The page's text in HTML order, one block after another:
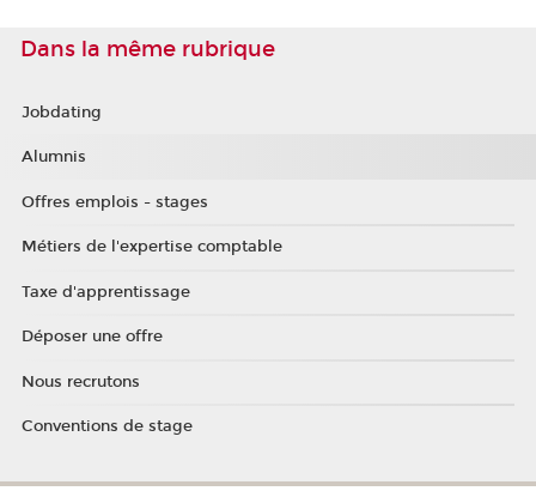
Dans la même rubrique
Jobdating
Alumnis
Offres emplois - stages
Métiers de l'expertise comptable
Taxe d'apprentissage
Déposer une offre
Nous recrutons
Conventions de stage